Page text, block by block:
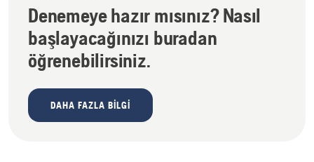
Denemeye hazır mısınız? Nasıl
başlayacağınızı buradan
öğrenebilirsiniz.
DAHA FAZLA BILGI